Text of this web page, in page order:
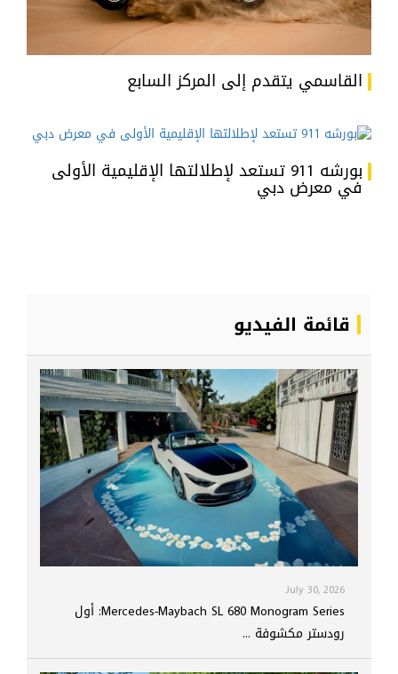
القاسمي يتقدم إلى المركز السابع
بورشه 911 تستعد لإطلالتها الإقليمية الأولى
في معرض دبي
قائمة الفيديو
July 30, 2026
Mercedes-Maybach SL 680 Monogram Series: أول
رودستر مكشوفة ...